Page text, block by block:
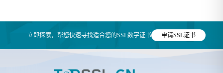
立即探索，帮您快速寻找适合您的SSL数字证书 申请SSL证书